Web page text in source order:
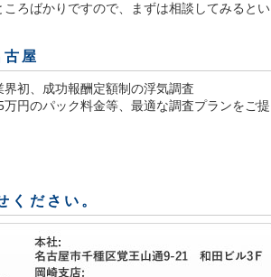
ろばかりですので、まずは相談してみるとい
屋
初、成功報酬定額制の浮気調査
円のパック料金等、最適な調査プランをご提
ください。